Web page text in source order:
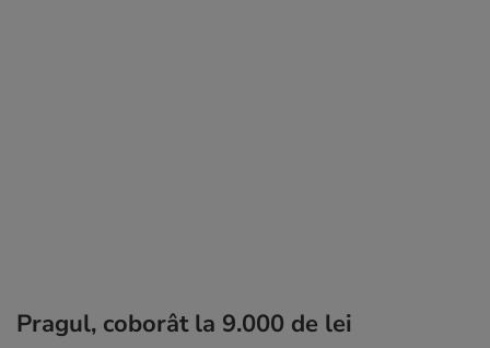
Pragul, coborât la 9.000 de lei